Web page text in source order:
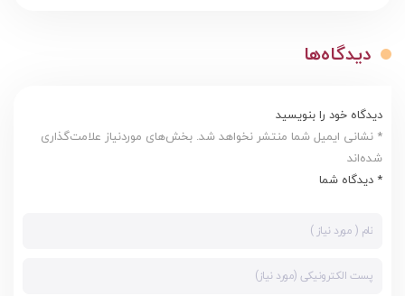
دیدگاه‌ها
دیدگاه خود را بنویسید
* نشانی ایمیل شما منتشر نخواهد شد. بخش‌های موردنیاز علامت‌گذاری
شده‌اند
* دیدگاه شما